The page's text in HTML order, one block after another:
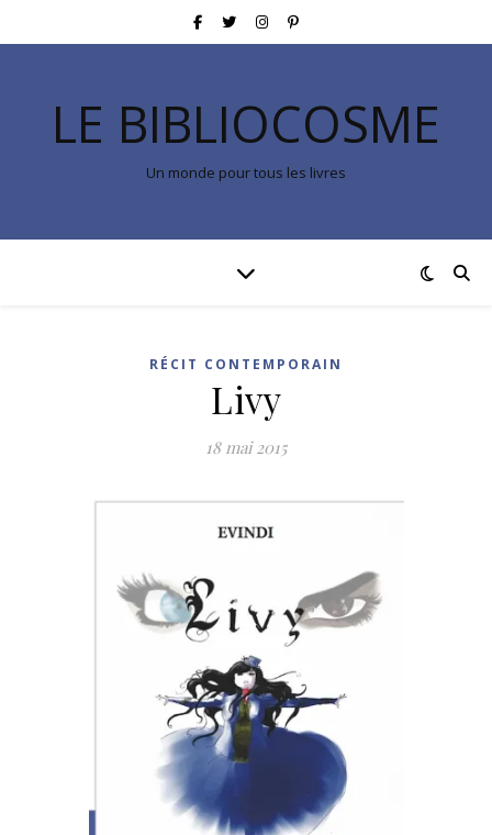
LE BIBLIOCOSME
Un monde pour tous les livres
RÉCIT CONTEMPORAIN
Livy
18 mai 2015